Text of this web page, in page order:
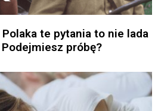
te pytania to nie lada
próbę?